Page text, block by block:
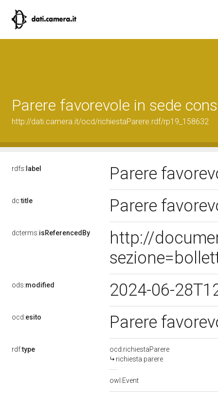
Parere favorevole in sede
http://dati.camera.it/ocd/richiestaParere.rdf/rp19_158632
rdfs: label Parere
dc:title Parere
dcterms:isReferencedBy
http://
ods:modified 2024-06-
ocd:esito Parere
rdf:type
ocd:richiestaParere
richiesta parere
owl:Event